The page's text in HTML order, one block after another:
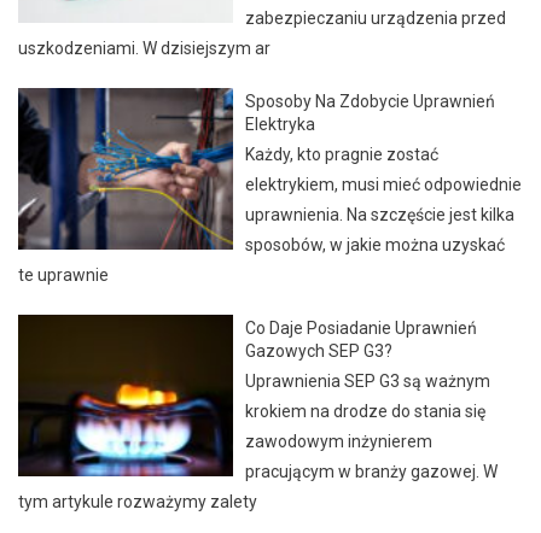
zabezpieczaniu urządzenia przed
uszkodzeniami. W dzisiejszym ar
Sposoby Na Zdobycie Uprawnień
Elektryka
Każdy, kto pragnie zostać
elektrykiem, musi mieć odpowiednie
uprawnienia. Na szczęście jest kilka
sposobów, w jakie można uzyskać
te uprawnie
Co Daje Posiadanie Uprawnień
Gazowych SEP G3?
Uprawnienia SEP G3 są ważnym
krokiem na drodze do stania się
zawodowym inżynierem
pracującym w branży gazowej. W
tym artykule rozważymy zalety